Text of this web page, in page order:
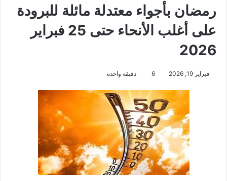
رمضان بأجواء معتدلة مائلة للبرودة
على أغلب الأنحاء حتى 25 فبراير
2026
فبراير 19, 2026 6 دقيقة واحدة